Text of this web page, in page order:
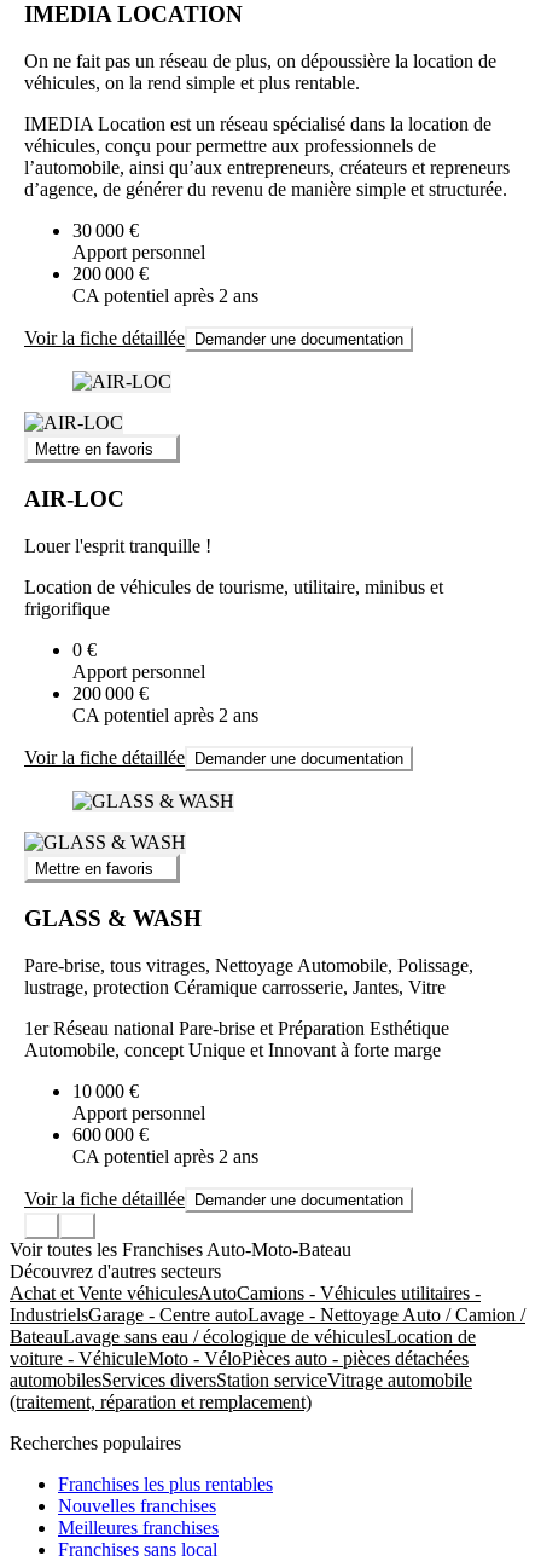
IMEDIA LOCATION
On ne fait pas un réseau de plus, on dépoussière la location de
véhicules, on la rend simple et plus rentable.
IMEDIA Location est un réseau spécialisé dans la location de
véhicules, conçu pour permettre aux professionnels de
l’automobile, ainsi qu’aux entrepreneurs, créateurs et repreneurs
d’agence, de générer du revenu de manière simple et structurée.
30 000 €
Apport personnel
200 000 €
CA potentiel après 2 ans
Voir la fiche détaillée Demander une documentation
Mettre en favoris
AIR-LOC
Louer l'esprit tranquille !
Location de véhicules de tourisme, utilitaire, minibus et
frigorifique
0 €
Apport personnel
200 000 €
CA potentiel après 2 ans
Voir la fiche détaillée Demander une documentation
Mettre en favoris
GLASS & WASH
Pare-brise, tous vitrages, Nettoyage Automobile, Polissage,
lustrage, protection Céramique carrosserie, Jantes, Vitre
1er Réseau national Pare-brise et Préparation Esthétique
Automobile, concept Unique et Innovant à forte marge
10 000 €
Apport personnel
600 000 €
CA potentiel après 2 ans
Voir la fiche détaillée Demander une documentation
Voir toutes les Franchises Auto-Moto-Bateau
Découvrez d'autres secteurs
Achat et Vente véhiculesAutoCamions - Véhicules utilitaires -
IndustrielsGarage - Centre autoLavage - Nettoyage Auto / Camion /
BateauLavage sans eau / écologique de véhiculesLocation de
voiture - VéhiculeMoto - VéloPièces auto - pièces détachées
automobilesServices diversStation serviceVitrage automobile
(traitement, réparation et remplacement)
Recherches populaires
Franchises les plus rentables
Nouvelles franchises
Meilleures franchises
Franchises sans local